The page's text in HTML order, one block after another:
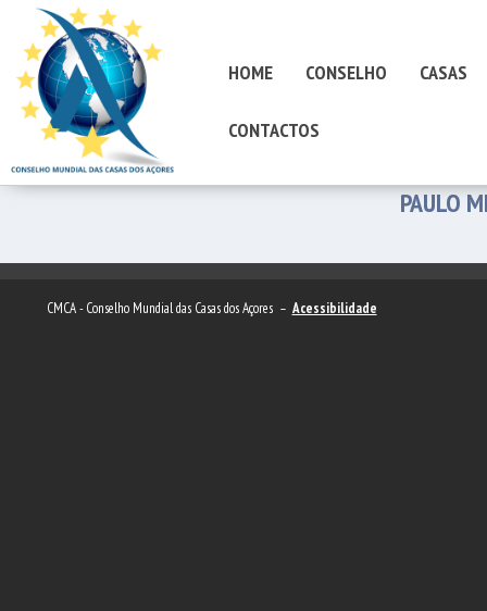
HOME CONSELHO CASAS
CONTACTOS
PAULO
CMCA - Conselho Mundial das Casas dos Açores – Acessibilidade